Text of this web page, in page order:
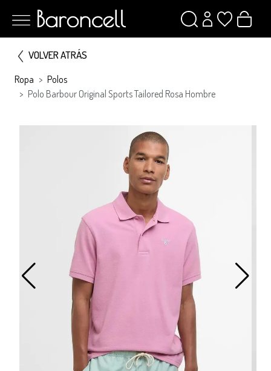
VOLVER ATRÁS
Ropa
Polos
Polo Barbour Original Sports Tailored Rosa Hombre